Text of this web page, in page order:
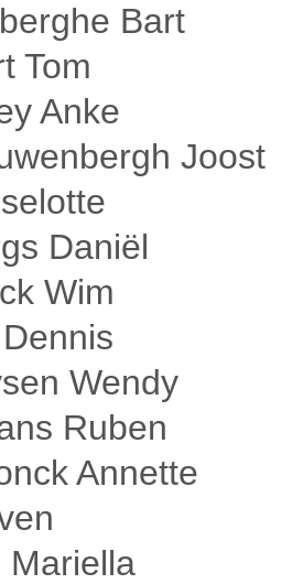
Bart
Tom
Anke
Joost
Daniël
Wim
Wendy
Ruben
Annette
Mariella